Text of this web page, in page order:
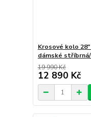
Krosové kolo 28"
dámské
19 990 Kč
12 890 Kč